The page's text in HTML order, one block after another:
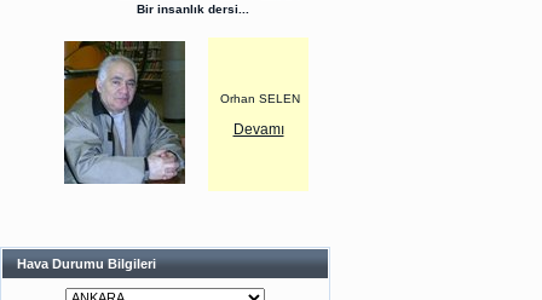
Bir insanlık dersi...
Orhan SELEN
Devamı
Hava Durumu Bilgileri